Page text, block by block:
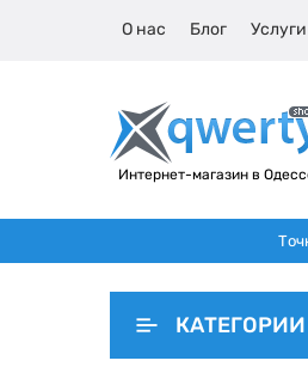
О нас Блог Услуги
Интернет-магазин в
КАТЕГОРИИ